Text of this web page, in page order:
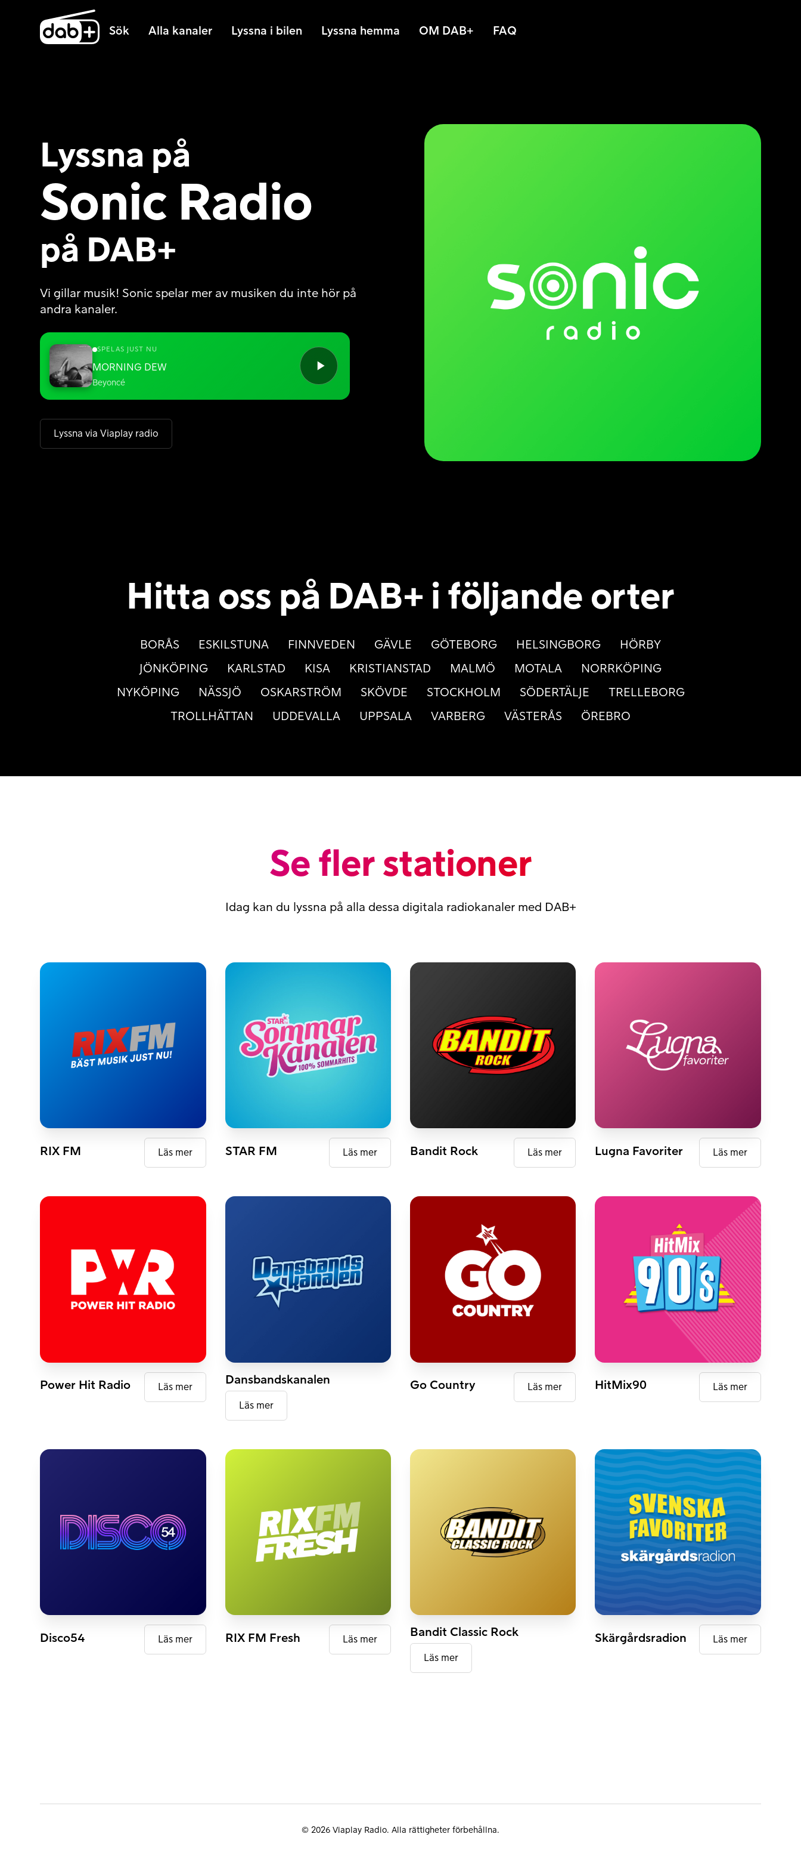
Sök Alla kanaler Lyssna i bilen Lyssna hemma OM DAB+ FAQ
Lyssna på
Sonic Radio
på DAB+
Vi gillar musik! Sonic spelar mer av musiken du inte hör på
andra kanaler.
SPELAS JUST NU
MORNING DEW
Beyoncé
Lyssna via Viaplay radio
Hitta oss på DAB+ i följande orter
BORÅS ESKILSTUNA FINNVEDEN GÄVLE GÖTEBORG HELSINGBORG
HÖRBY
JÖNKÖPING
KARLSTAD KISA KRISTIANSTAD MALMÖ MOTALA
NORRKÖPING
NYKÖPING
NÄSSJÖ OSKARSTRÖM SKÖVDE STOCKHOLM SÖDERTÄLJE
TRELLEBORG
TROLLHÄTTAN
UDDEVALLA UPPSALA VARBERG VÄSTERÅS ÖREBRO
Se fler stationer
Idag kan du lyssna på alla dessa digitala radiokanaler med DAB+
RIX FM Läs mer STAR FM Läs mer Bandit Rock Läs mer Lugna Favoriter Läs mer
Power Hit Radio Läs mer
Dansbandskanalen
Läs mer
Go Country Läs mer HitMix90 Läs mer
Disco54 Läs mer RIX FM Fresh Läs mer
DAB+
Bandit Classic Rock
Läs mer
Skärgårdsradion Läs mer
© 2026 Viaplay Radio. Alla rättigheter förbehållna.